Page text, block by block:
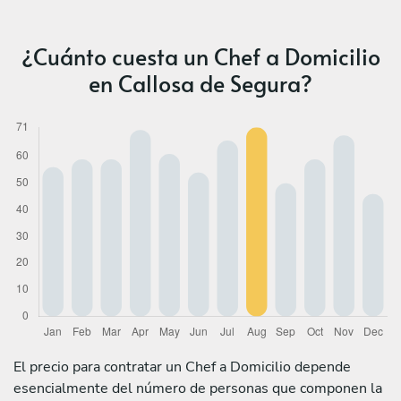
¿Cuánto cuesta un Chef a Domicilio
en Callosa de Segura?
El precio para contratar un Chef a Domicilio depende
esencialmente del número de personas que componen la